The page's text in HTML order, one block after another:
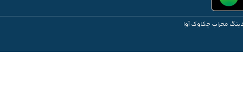
محراب چکاوک آوا